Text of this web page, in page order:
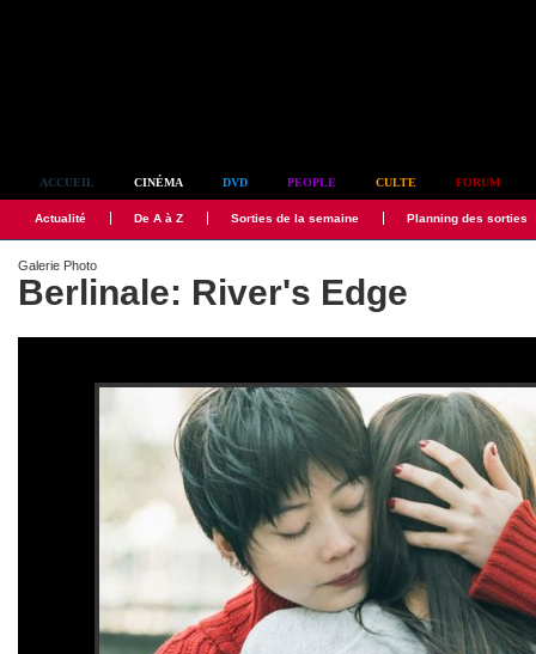
ACCUEIL CINÉMA DVD PEOPLE CULTE FORUM
Actualité De A à Z Sorties de la semaine Planning des sorties
Galerie Photo
Berlinale: River's Edge